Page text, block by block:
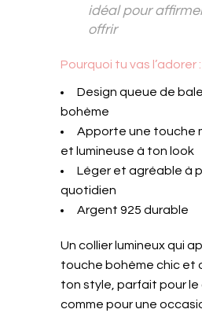
idéal pour
offrir
Pourquoi tu vas l’adorer :
Design queue de
bohème
Apporte une touche
et lumineuse à ton look
Léger et agréable à
quotidien
Argent 925 durable
Un collier lumineux qui
touche bohème chic et
ton style, parfait pour
comme pour une